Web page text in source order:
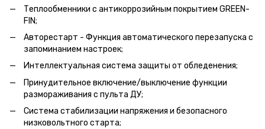
Теплообменники с антикоррозийным покрытием GREEN-
FIN;
Авторестарт - Функция автоматического перезапуска с
запоминанием настроек;
Интеллектуальная система защиты от обледенения;
Принудительное включение/выключение функции
размораживания с пульта ДУ;
Система стабилизации напряжения и безопасного
низковольтного старта;